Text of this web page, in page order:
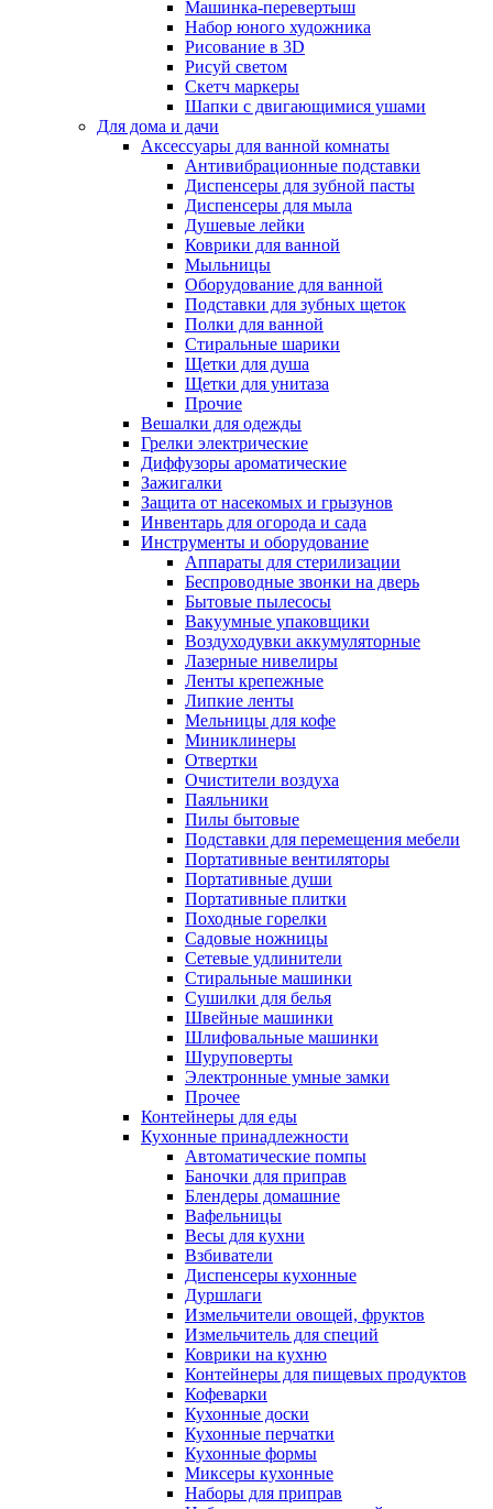
Машинка-перевертыш
Набор юного художника
Рисование в 3D
Рисуй светом
Скетч маркеры
Шапки с двигающимися ушами
Для дома и дачи
Аксессуары для ванной комнаты
Антивибрационные подставки
Диспенсеры для зубной пасты
Диспенсеры для мыла
Душевые лейки
Коврики для ванной
Мыльницы
Оборудование для ванной
Подставки для зубных щеток
Полки для ванной
Стиральные шарики
Щетки для душа
Щетки для унитаза
Прочие
Вешалки для одежды
Грелки электрические
Диффузоры ароматические
Зажигалки
Защита от насекомых и грызунов
Инвентарь для огорода и сада
Инструменты и оборудование
Аппараты для стерилизации
Беспроводные звонки на дверь
Бытовые пылесосы
Вакуумные упаковщики
Воздуходувки аккумуляторные
Лазерные нивелиры
Ленты крепежные
Липкие ленты
Мельницы для кофе
Миниклинеры
Отвертки
Очистители воздуха
Паяльники
Пилы бытовые
Подставки для перемещения мебели
Портативные вентиляторы
Портативные души
Портативные плитки
Походные горелки
Садовые ножницы
Сетевые удлинители
Стиральные машинки
Сушилки для белья
Швейные машинки
Шлифовальные машинки
Шуруповерты
Электронные умные замки
Прочее
Контейнеры для еды
Кухонные принадлежности
Автоматические помпы
Баночки для приправ
Блендеры домашние
Вафельницы
Весы для кухни
Взбиватели
Диспенсеры кухонные
Дуршлаги
Измельчители овощей, фруктов
Измельчитель для специй
Коврики на кухню
Контейнеры для пищевых продуктов
Кофеварки
Кухонные доски
Кухонные перчатки
Кухонные формы
Миксеры кухонные
Наборы для приправ